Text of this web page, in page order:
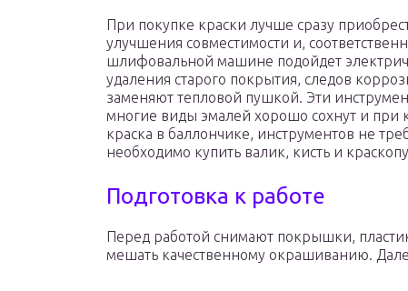
При покупке краски лучше сразу
улучшения совместимости и,
шлифовальной машине подойдет
удаления старого покрытия, следов
заменяют тепловой пушкой. Эти
многие виды эмалей хорошо сохнут и при
краска в баллончике, инструментов не
необходимо купить валик, кисть и
Подготовка к работе
Перед работой снимают покрышки,
мешать качественному окрашиванию.